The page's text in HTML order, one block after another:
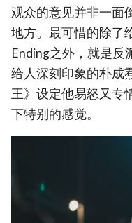
观众的意见并非一面
地方。最可惜的除了
Ending之外，就是反
给人深刻印象的朴成
王》设定他易怒又专
下特别的感觉。